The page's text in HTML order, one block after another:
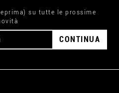
su tutte le prossime
CONTINUA